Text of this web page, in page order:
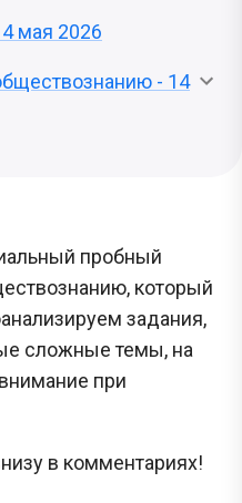
мая 2026
- 14
пробный
который
задания,
сложные темы, на
при
в комментариях!